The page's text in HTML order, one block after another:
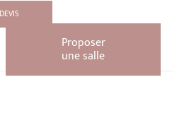
DEVIS
Proposer
une salle
à Prince Waly pour une soirée